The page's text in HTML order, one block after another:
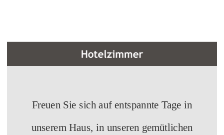
Freuen Sie sich auf entspannte Tage in
unserem Haus, in unseren gemütlichen